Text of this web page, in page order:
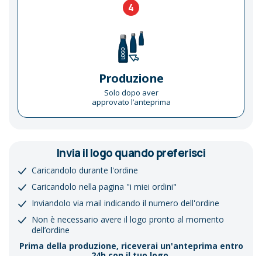
4
Produzione
Solo dopo aver
approvato l’anteprima
Invia il logo quando preferisci
Caricandolo durante l'ordine
Caricandolo nella pagina "i miei ordini"
Inviandolo via mail indicando il numero dell'ordine
Non è necessario avere il logo pronto al momento
dell’ordine
Prima della produzione, riceverai un'anteprima entro